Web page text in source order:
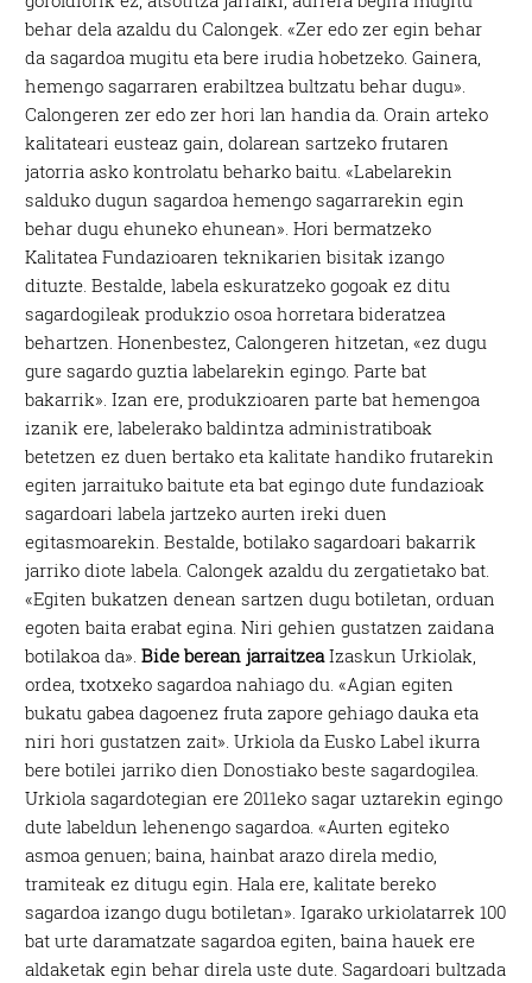
behar dela azaldu du Calongek. «Zer edo zer egin behar
da sagardoa mugitu eta bere irudia hobetzeko. Gainera,
hemengo sagarraren erabiltzea bultzatu behar dugu».
Calongeren zer edo zer hori lan handia da. Orain arteko
kalitateari eusteaz gain, dolarean sartzeko frutaren
jatorria asko kontrolatu beharko baitu. «Labelarekin
salduko dugun sagardoa hemengo sagarrarekin egin
behar dugu ehuneko ehunean». Hori bermatzeko
Kalitatea Fundazioaren teknikarien bisitak izango
dituzte. Bestalde, labela eskuratzeko gogoak ez ditu
sagardogileak produkzio osoa horretara bideratzea
behartzen. Honenbestez, Calongeren hitzetan, «ez dugu
gure sagardo guztia labelarekin egingo. Parte bat
bakarrik». Izan ere, produkzioaren parte bat hemengoa
izanik ere, labelerako baldintza administratiboak
betetzen ez duen bertako eta kalitate handiko frutarekin
egiten jarraituko baitute eta bat egingo dute fundazioak
sagardoari labela jartzeko aurten ireki duen
egitasmoarekin. Bestalde, botilako sagardoari bakarrik
jarriko diote labela. Calongek azaldu du zergatietako bat.
«Egiten bukatzen denean sartzen dugu botiletan, orduan
egoten baita erabat egina. Niri gehien gustatzen zaidana
botilakoa da».Bide berean jarraitzeaIzaskun Urkiolak,
ordea, txotxeko sagardoa nahiago du. «Agian egiten
bukatu gabea dagoenez fruta zapore gehiago dauka eta
niri hori gustatzen zait». Urkiola da Eusko Label ikurra
bere botilei jarriko dien Donostiako beste sagardogilea.
Urkiola sagardotegian ere 2011eko sagar uztarekin egingo
dute labeldun lehenengo sagardoa. «Aurten egiteko
asmoa genuen; baina, hainbat arazo direla medio,
tramiteak ez ditugu egin. Hala ere, kalitate bereko
sagardoa izango dugu botiletan». Igarako urkiolatarrek 100
bat urte daramatzate sagardoa egiten, baina hauek ere
aldaketak egin behar direla uste dute. Sagardoari bultzada